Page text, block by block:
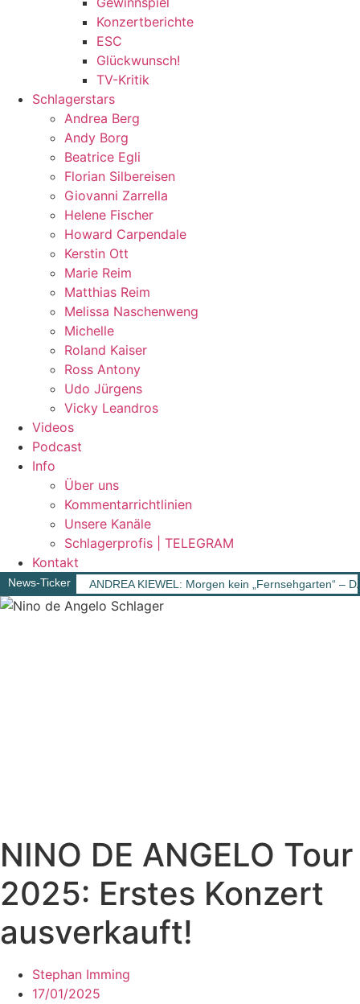
Konzertberichte
ESC
Glückwunsch!
TV-Kritik
Schlagerstars
Andrea Berg
Andy Borg
Beatrice Egli
Florian Silbereisen
Giovanni Zarrella
Helene Fischer
Howard Carpendale
Kerstin Ott
Marie Reim
Matthias Reim
Melissa Naschenweng
Michelle
Roland Kaiser
Ross Antony
Udo Jürgens
Vicky Leandros
Videos
Podcast
Info
Über uns
Kommentarrichtlinien
Unsere Kanäle
Schlagerprofis | TELEGRAM
Kontakt
News-Ticker ANDREA KIEWEL: Morgen kein „Fernsehgarten“ –
NINO DE ANGELO Tour
2025: Erstes Konzert
ausverkauft!
Stephan Imming
17/01/2025